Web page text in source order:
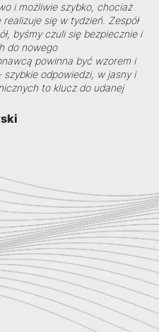
i możliwie szybko, chociaż
się w tydzień. Zespół
byśmy czuli się bezpiecznie i
do nowego
powinna być wzorem i
odpowiedzi, w jasny i
to klucz do udanej